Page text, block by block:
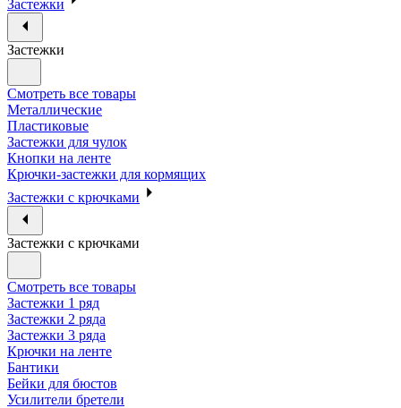
Застежки
Застежки
Смотреть все товары
Металлические
Пластиковые
Застежки для чулок
Кнопки на ленте
Крючки-застежки для кормящих
Застежки с крючками
Застежки с крючками
Смотреть все товары
Застежки 1 ряд
Застежки 2 ряда
Застежки 3 ряда
Крючки на ленте
Бантики
Бейки для бюстов
Усилители бретели